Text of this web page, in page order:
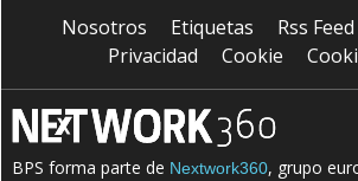
Nosotros Etiquetas Rss Feed
Privacidad
Cookie
BPS forma parte de Nextwork360, grupo